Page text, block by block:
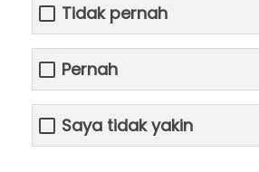
Tidak pernah
Pernah
Saya tidak yakin